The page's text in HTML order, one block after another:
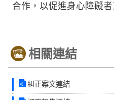
合作，以促進身心障礙者
相關連結
糾正案文連結